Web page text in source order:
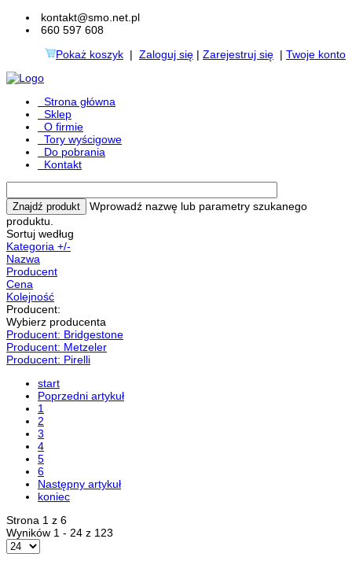
kontakt@smo.net.pl
660 597 608
Pokaż koszyk | Zaloguj się | Zarejestruj się | Twoje konto
Strona główna
Sklep
O firmie
Tory wyścigowe
Do pobrania
Kontakt
Wprowadź nazwę lub parametry szukanego
produktu.
Sortuj według
Kategoria +/-
Nazwa
Producent
Cena
Kolejność
Producent:
Wybierz producenta
Producent: Bridgestone
Producent: Metzeler
Producent: Pirelli
start
Poprzedni artykuł
1
2
3
4
5
6
Następny artykuł
koniec
Strona 1 z 6
Wyników 1 - 24 z 123